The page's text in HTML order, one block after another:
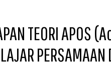
TEORI